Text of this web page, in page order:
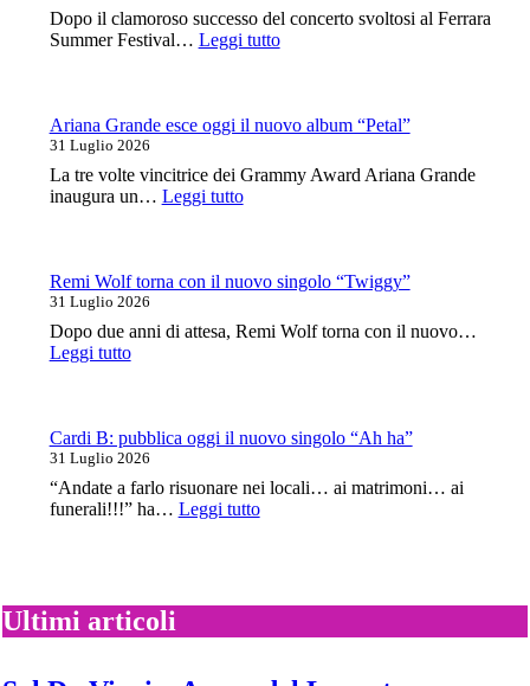
a
Dopo il clamoroso successo del concerto svoltosi al Ferrara
Summer Festival… Leggi tutto:
a
aprile
Black
Label
Ariana Grande esce oggi il nuovo album “Petal”
31 Luglio 2026
La tre volte vincitrice dei Grammy Award Ariana Grande
inaugura un… Leggi tutto:
oggi
nuovo
album
Remi Wolf torna con il nuovo singolo “Twiggy”
31 Luglio 2026
Dopo due anni di attesa, Remi Wolf torna con il nuovo…
Leggi tutto:
con
il
nuovo
singolo
“Twiggy”
Cardi B: pubblica oggi il nuovo singolo “Ah ha”
31 Luglio 2026
“Andate a farlo risuonare nei locali… ai matrimoni… ai
funerali!!!” ha… Leggi tutto:
nuovo
“Ah
Ultimi articoli